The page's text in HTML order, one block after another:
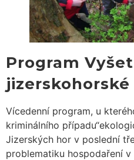
Program
Vícedenní program, u
kriminálního
Jizerských hor v poslední
problematiku hospodaření v